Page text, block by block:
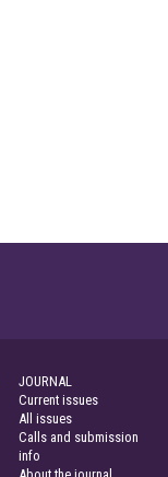
JOURNAL
Current issues
All issues
Calls and submission
info